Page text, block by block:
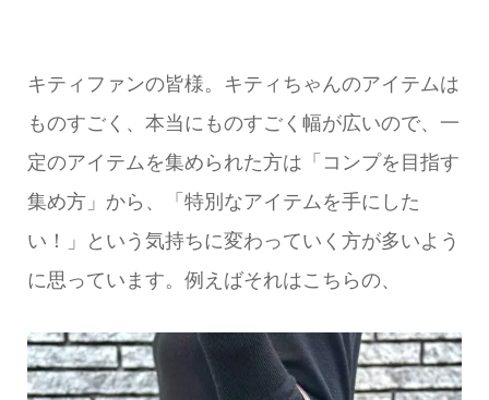
キティファンの皆様。キティちゃんのアイテムは
ものすごく、本当にものすごく幅が広いので、一
定のアイテムを集められた方は「コンプを目指す
集め方」から、「特別なアイテムを手にした
い！」という気持ちに変わっていく方が多いよう
に思っています。例えばそれはこちらの、